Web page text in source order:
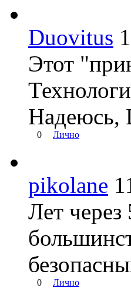
Duovitus
Этот
Надеюсь,
0 Лично
pikolane
Лет через
0 Лично